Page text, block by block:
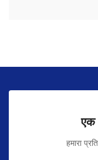
एक
हमारा